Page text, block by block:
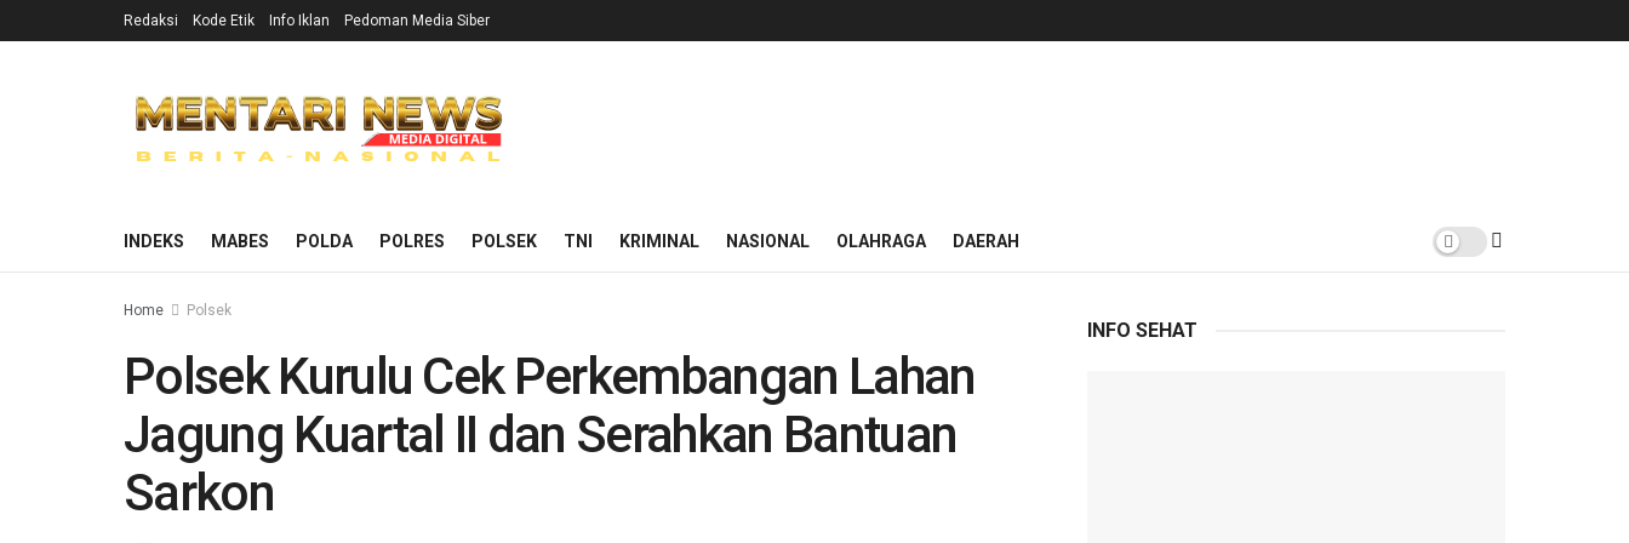
Redaksi Kode Etik Info Iklan Pedoman Media Siber
INDEKS MABES POLDA POLRES POLSEK TNI KRIMINAL NASIONAL OLAHRAGA DAERAH
Home Polsek
Polsek Kurulu Cek Perkembangan Lahan
Jagung Kuartal II dan Serahkan Bantuan
Sarkon
INFO SEHAT